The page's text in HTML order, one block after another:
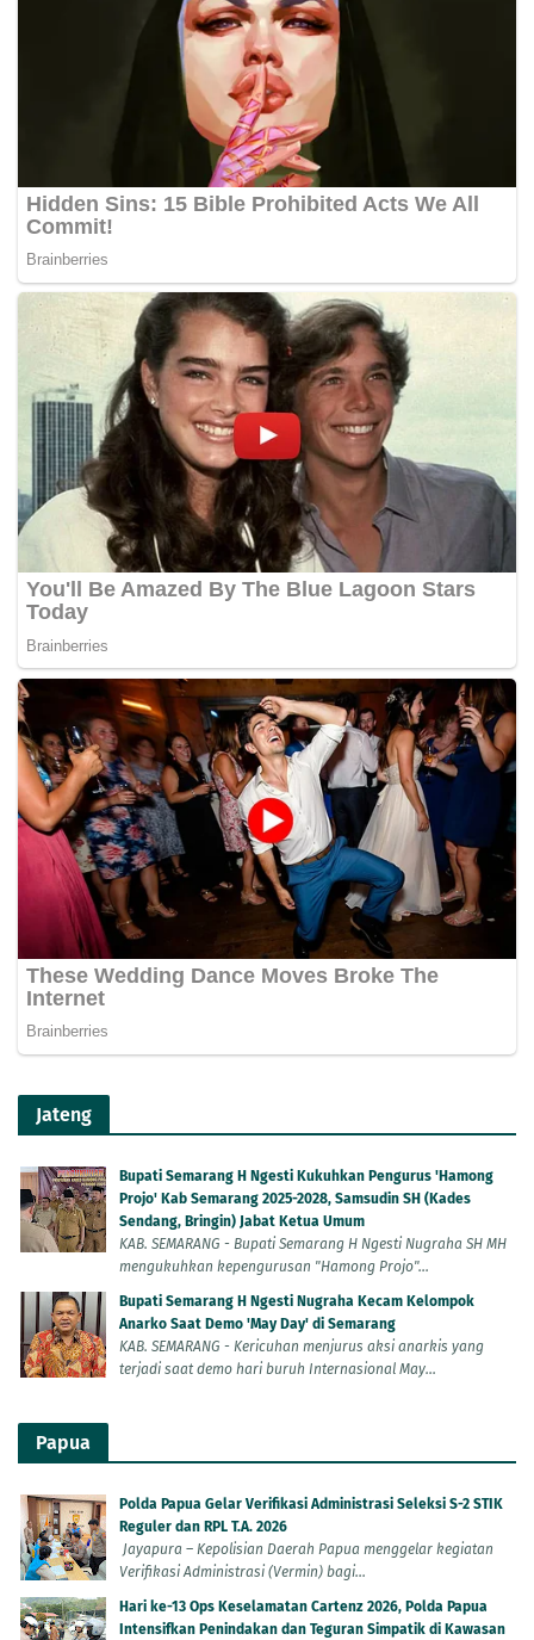
Jateng
Bupati Semarang H Ngesti Kukuhkan Pengurus 'Hamong
Projo' Kab Semarang 2025-2028, Samsudin SH (Kades
Sendang, Bringin) Jabat Ketua Umum
KAB. SEMARANG - Bupati Semarang H Ngesti Nugraha SH MH
mengukuhkan kepengurusan "Hamong Projo"...
Bupati Semarang H Ngesti Nugraha Kecam Kelompok
Anarko Saat Demo 'May Day' di Semarang
KAB. SEMARANG - Kericuhan menjurus aksi anarkis yang
terjadi saat demo hari buruh Internasional May...
Papua
Polda Papua Gelar Verifikasi Administrasi Seleksi S-2 STIK
Reguler dan RPL T.A. 2026
Jayapura – Kepolisian Daerah Papua menggelar kegiatan
Verifikasi Administrasi (Vermin) bagi...
Hari ke-13 Ops Keselamatan Cartenz 2026, Polda Papua
Intensifkan Penindakan dan Teguran Simpatik di Kawasan